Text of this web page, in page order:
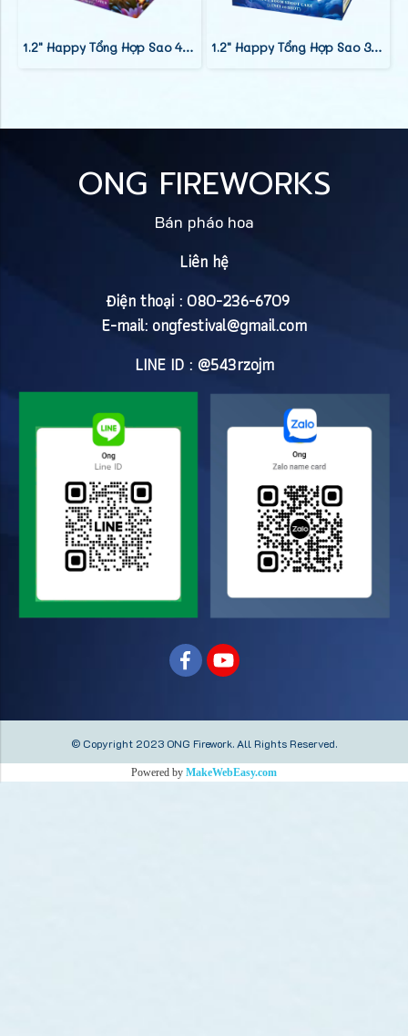
1.2" Happy Tổng Hợp Sao 49 Phát (9") 1.2" Happy Tổng Hợp Sao 36 Phát (9")
ONG FIREWORKS
Bán pháo hoa
Liên hệ
Điện thoại : 080-236-6709
E-mail: ongfestival@gmail.com
LINE ID : @543rzojm
© Copyright 2023 ONG Firework.All Rights Reserved.
Powered by MakeWebEasy.com